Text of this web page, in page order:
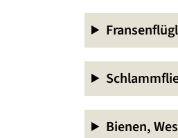
Bienen,